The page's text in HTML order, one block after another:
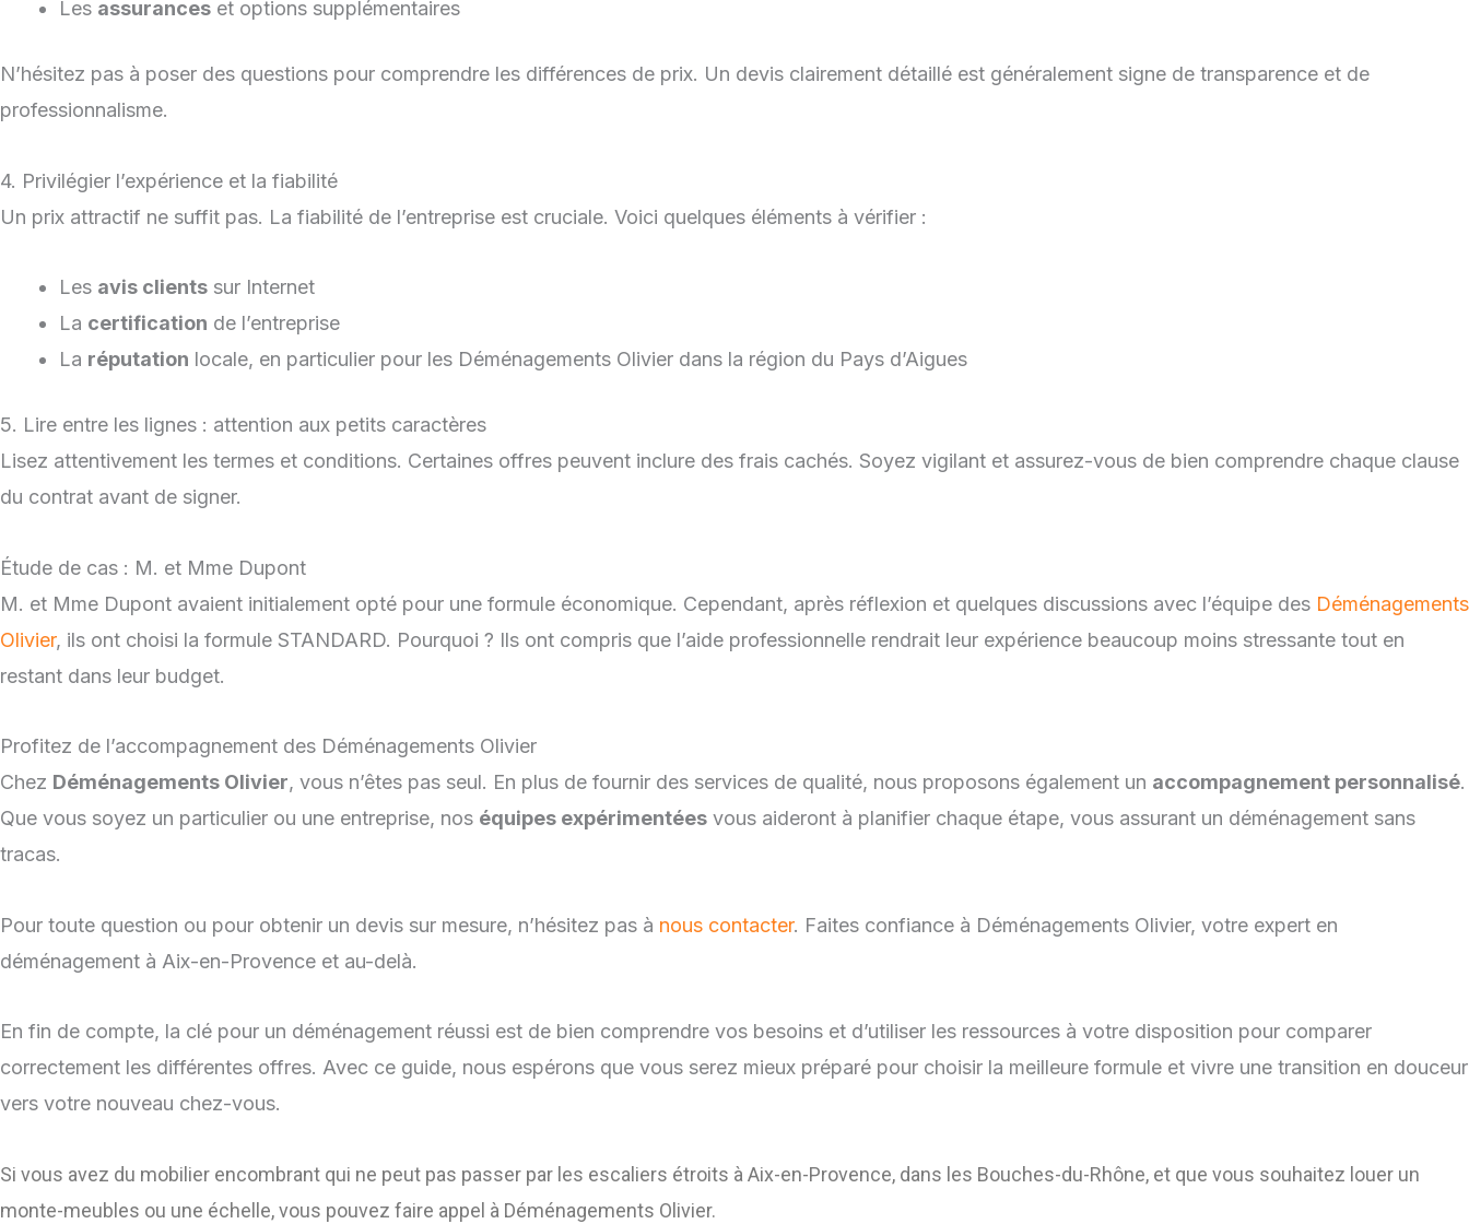
Les assurances et options supplémentaires
N’hésitez pas à poser des questions pour comprendre les différences de prix. Un devis clairement détaillé est généralement signe de transparence et de
professionnalisme.
4. Privilégier l’expérience et la fiabilité
Un prix attractif ne suffit pas. La fiabilité de l’entreprise est cruciale. Voici quelques éléments à vérifier :
Les avis clients sur Internet
La certification de l’entreprise
La réputation locale, en particulier pour les Déménagements Olivier dans la région du Pays d’Aigues
5. Lire entre les lignes : attention aux petits caractères
Lisez attentivement les termes et conditions. Certaines offres peuvent inclure des frais cachés. Soyez vigilant et assurez-vous de bien comprendre chaque clause
du contrat avant de signer.
Étude de cas : M. et Mme Dupont
M. et Mme Dupont avaient initialement opté pour une formule économique. Cependant, après réflexion et quelques discussions avec l’équipe des Déménagements
Olivier, ils ont choisi la formule STANDARD. Pourquoi ? Ils ont compris que l’aide professionnelle rendrait leur expérience beaucoup moins stressante tout en
restant dans leur budget.
Profitez de l’accompagnement des Déménagements Olivier
Chez Déménagements Olivier, vous n’êtes pas seul. En plus de fournir des services de qualité, nous proposons également un accompagnement personnalisé.
Que vous soyez un particulier ou une entreprise, nos équipes expérimentées vous aideront à planifier chaque étape, vous assurant un déménagement sans
tracas.
Pour toute question ou pour obtenir un devis sur mesure, n’hésitez pas à nous contacter. Faites confiance à Déménagements Olivier, votre expert en
déménagement à Aix-en-Provence et au-delà.
En fin de compte, la clé pour un déménagement réussi est de bien comprendre vos besoins et d’utiliser les ressources à votre disposition pour comparer
correctement les différentes offres. Avec ce guide, nous espérons que vous serez mieux préparé pour choisir la meilleure formule et vivre une transition en douceur
vers votre nouveau chez-vous.
Si vous avez du mobilier encombrant qui ne peut pas passer par les escaliers étroits à Aix-en-Provence, dans les Bouches-du-Rhône, et que vous souhaitez louer un
monte-meubles ou une échelle, vous pouvez faire appel à Déménagements Olivier.